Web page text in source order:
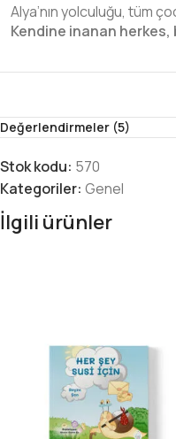
Alya’nın yolculuğu, tüm
Kendine inanan herkes,
Değerlendirmeler (5)
Stok kodu: 570
Kategoriler: Genel
İlgili ürünler